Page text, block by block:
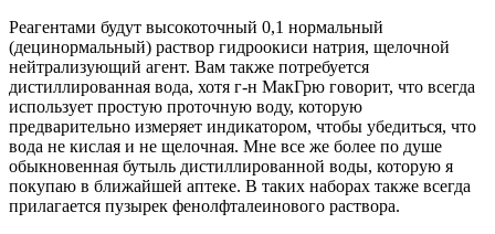
Реагентами будут высокоточный 0,1 нормальный
(децинормальный) раствор гидроокиси натрия, щелочной
нейтрализующий агент. Вам также потребуется
дистиллированная вода, хотя г-н МакГрю говорит, что всегда
использует простую проточную воду, которую
предварительно измеряет индикатором, чтобы убедиться, что
вода не кислая и не щелочная. Мне все же более по душе
обыкновенная бутыль дистиллированной воды, которую я
покупаю в ближайшей аптеке. В таких наборах также всегда
прилагается пузырек фенолфталеинового раствора.